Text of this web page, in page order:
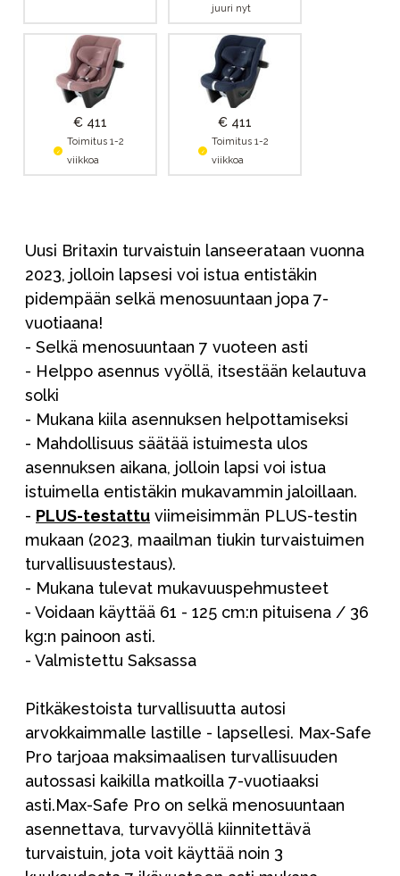
juuri nyt
€ 411
Toimitus 1-2
viikkoa
€ 411
Toimitus 1-2
viikkoa
Uusi Britaxin turvaistuin lanseerataan vuonna
2023, jolloin lapsesi voi istua entistäkin
pidempään selkä menosuuntaan jopa 7-
vuotiaana!
- Selkä menosuuntaan 7 vuoteen asti
- Helppo asennus vyöllä, itsestään kelautuva
solki
- Mukana kiila asennuksen helpottamiseksi
- Mahdollisuus säätää istuimesta ulos
asennuksen aikana, jolloin lapsi voi istua
istuimella entistäkin mukavammin jaloillaan.
- PLUS-testattu viimeisimmän PLUS-testin
mukaan (2023, maailman tiukin turvaistuimen
turvallisuustestaus).
- Mukana tulevat mukavuuspehmusteet
- Voidaan käyttää 61 - 125 cm:n pituisena / 36
kg:n painoon asti.
- Valmistettu Saksassa
Pitkäkestoista turvallisuutta autosi
arvokkaimmalle lastille - lapsellesi. Max-Safe
Pro tarjoaa maksimaalisen turvallisuuden
autossasi kaikilla matkoilla 7-vuotiaaksi
asti.Max-Safe Pro on selkä menosuuntaan
asennettava, turvavyöllä kiinnitettävä
turvaistuin, jota voit käyttää noin 3